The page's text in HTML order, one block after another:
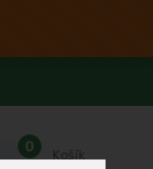
0
Košík